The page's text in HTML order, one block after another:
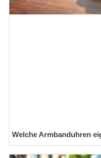
Welche Armbanduhren